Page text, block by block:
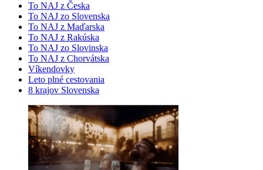
To NAJ z Česka
To NAJ zo Slovenska
To NAJ z Maďarska
To NAJ z Rakúska
To NAJ zo Slovinska
To NAJ z Chorvátska
Víkendovky
Leto plné cestovania
8 krajov Slovenska